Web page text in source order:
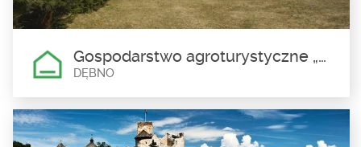
Liczba miejsc noclegowych: 6
Gospodarstwo agroturystyczne „Buła”, Franciszek Buła
DĘBNO